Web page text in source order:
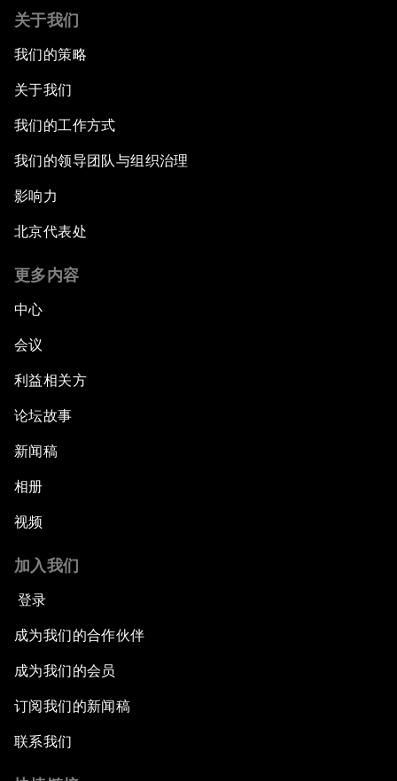
关于我们
我们的策略
关于我们
我们的工作方式
我们的领导团队与组织治理
影响力
北京代表处
更多内容
中心
会议
利益相关方
论坛故事
新闻稿
相册
视频
加入我们
登录
成为我们的合作伙伴
成为我们的会员
订阅我们的新闻稿
联系我们